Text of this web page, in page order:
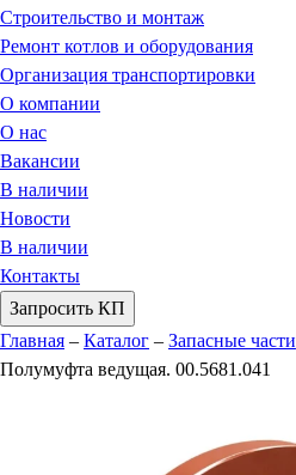
Строительство и монтаж
Ремонт котлов и оборудования
Организация транспортировки
О компании
О нас
Вакансии
В наличии
Новости
В наличии
Контакты
Запросить КП
Главная – Каталог – Запасные части
Полумуфта ведущая. 00.5681.041